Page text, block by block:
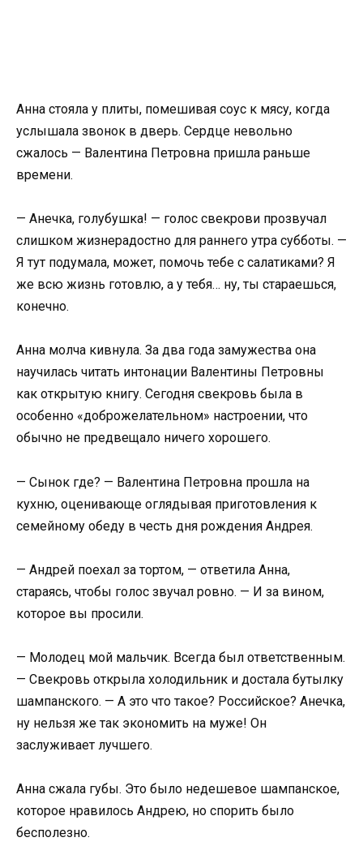
Анна стояла у плиты, помешивая соус к мясу, когда
услышала звонок в дверь. Сердце невольно
сжалось — Валентина Петровна пришла раньше
времени.
— Анечка, голубушка! — голос свекрови прозвучал
слишком жизнерадостно для раннего утра субботы. —
Я тут подумала, может, помочь тебе с салатиками? Я
же всю жизнь готовлю, а у тебя… ну, ты стараешься,
конечно.
Анна молча кивнула. За два года замужества она
научилась читать интонации Валентины Петровны
как открытую книгу. Сегодня свекровь была в
особенно «доброжелательном» настроении, что
обычно не предвещало ничего хорошего.
— Сынок где? — Валентина Петровна прошла на
кухню, оценивающе оглядывая приготовления к
семейному обеду в честь дня рождения Андрея.
— Андрей поехал за тортом, — ответила Анна,
стараясь, чтобы голос звучал ровно. — И за вином,
которое вы просили.
— Молодец мой мальчик. Всегда был ответственным.
— Свекровь открыла холодильник и достала бутылку
шампанского. — А это что такое? Российское? Анечка,
ну нельзя же так экономить на муже! Он
заслуживает лучшего.
Анна сжала губы. Это было недешевое шампанское,
которое нравилось Андрею, но спорить было
бесполезно.